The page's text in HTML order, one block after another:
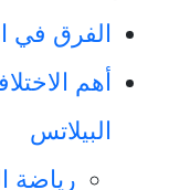
الفرق في
أهم
البيلاتس
رياضة